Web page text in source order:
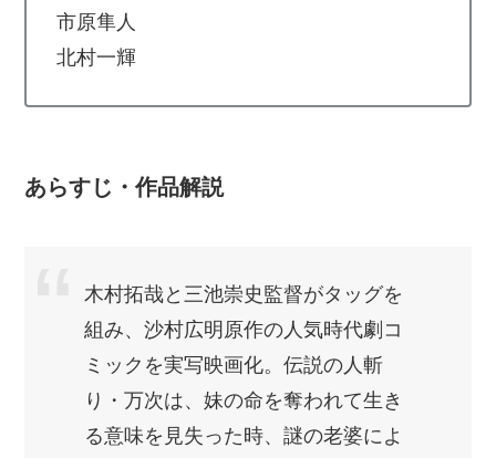
市原隼人
北村一輝
あらすじ・作品解説
木村拓哉と三池崇史監督がタッグを
組み、沙村広明原作の人気時代劇コ
ミックを実写映画化。伝説の人斬
り・万次は、妹の命を奪われて生き
る意味を見失った時、謎の老婆によ